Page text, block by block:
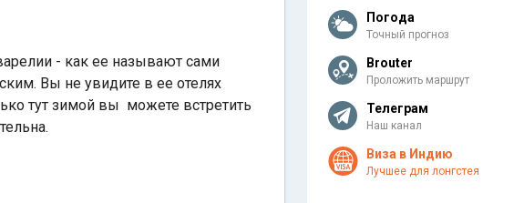
- как ее называют сами
Вы не увидите в ее отелях
тут зимой вы можете встретить
Погода
Точный прогноз
Brouter
Проложить маршрут
Телеграм
Наш канал
Виза в Индию
Лучшее для лонгстея